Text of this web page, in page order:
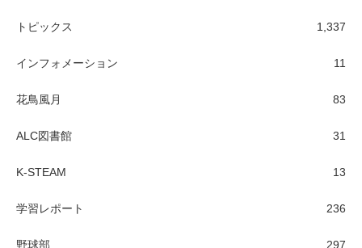
トピックス 1,337
インフォメーション 11
花鳥風月 83
ALC図書館 31
K-STEAM 13
学習レポート 236
野球部 297